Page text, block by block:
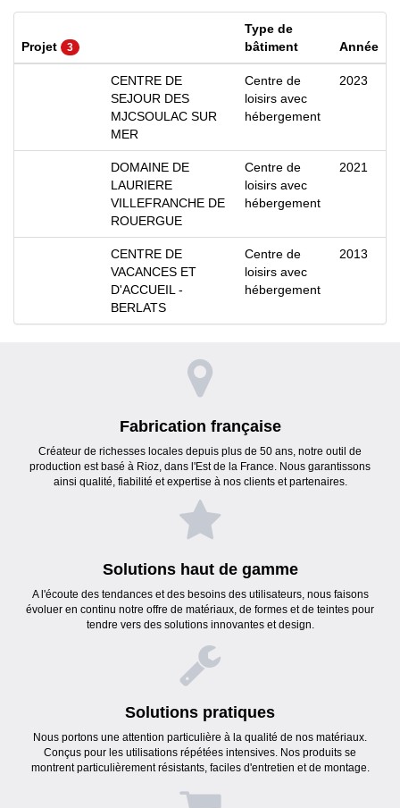
Projet 3
Type de
bâtiment
Année
CENTRE DE
SEJOUR DES
MJCSOULAC SUR
MER
Centre de
loisirs avec
hébergement
2023
DOMAINE DE
LAURIERE
VILLEFRANCHE DE
ROUERGUE
Centre de
loisirs avec
hébergement
2021
CENTRE DE
VACANCES ET
D'ACCUEIL -
BERLATS
Centre de
loisirs avec
hébergement
2013
Fabrication française
Créateur de richesses locales depuis plus de 50 ans, notre outil de
production est basé à Rioz, dans l'Est de la France. Nous garantissons
ainsi qualité, fiabilité et expertise à nos clients et partenaires.
Solutions haut de gamme
A l'écoute des tendances et des besoins des utilisateurs, nous faisons
évoluer en continu notre offre de matériaux, de formes et de teintes pour
tendre vers des solutions innovantes et design.
Solutions pratiques
Nous portons une attention particulière à la qualité de nos matériaux.
Conçus pour les utilisations répétées intensives. Nos produits se
montrent particulièrement résistants, faciles d'entretien et de montage.